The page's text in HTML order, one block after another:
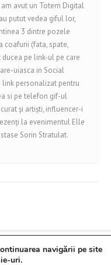
avut un Totem Digital
putut vedea giful lor,
3 dintre pozele
coafurii (fata, spate,
pe link-ul pe care
uiasca in Social
link personalizat pentru
si pe telefon gif-ul
și artiști, influencer-i
la evenimentul Elle
Sorin Stratulat.
confidentialitate
Digital
navigării pe site
uri.